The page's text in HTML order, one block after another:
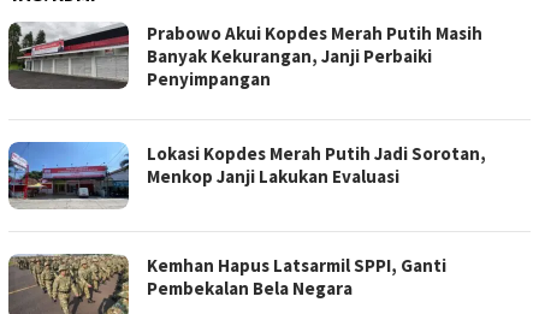
Prabowo Akui Kopdes Merah Putih Masih
Banyak Kekurangan, Janji Perbaiki
Penyimpangan
Lokasi Kopdes Merah Putih Jadi Sorotan,
Menkop Janji Lakukan Evaluasi
Kemhan Hapus Latsarmil SPPI, Ganti
Pembekalan Bela Negara